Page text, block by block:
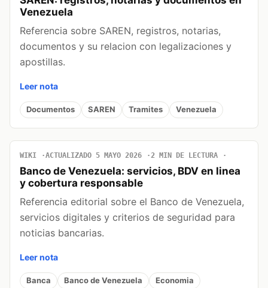
Venezuela
Referencia sobre SAREN, registros, notarias,
documentos y su relacion con legalizaciones y
apostillas.
Leer nota
Documentos SAREN Tramites Venezuela
WIKI ACTUALIZADO 5 MAYO 2026 2 MIN DE LECTURA
Banco de Venezuela: servicios, BDV en linea
y cobertura responsable
Referencia editorial sobre el Banco de Venezuela,
servicios digitales y criterios de seguridad para
noticias bancarias.
Leer nota
Banca Banco de Venezuela
Economia